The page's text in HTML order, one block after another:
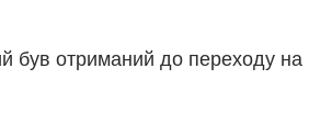
був отриманий до переходу на